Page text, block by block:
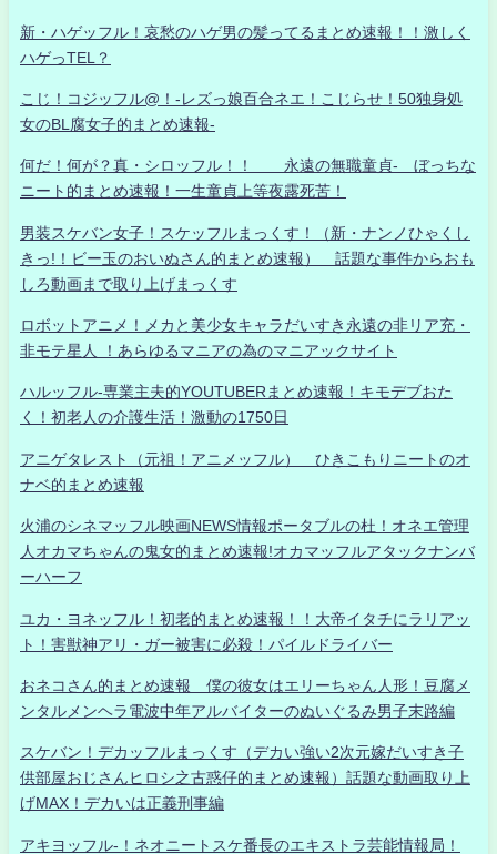
新・ハゲッフル！哀愁のハゲ男の髪ってるまとめ速報！！激しく
ハゲっTEL？
こじ！コジッフル@！-レズっ娘百合ネエ！こじらせ！50独身処
女のBL腐女子的まとめ速報-
何だ！何が？真・シロッフル！！ 永遠の無職童貞- ぼっちな
ニート的まとめ速報！一生童貞上等夜露死苦！
男装スケバン女子！スケッフルまっくす！（新・ナンノひゃくし
きっ!！ビー玉のおいぬさん的まとめ速報） 話題な事件からおも
しろ動画まで取り上げまっくす
ロボットアニメ！メカと美少女キャラだいすき永遠の非リア充・
非モテ星人 ！あらゆるマニアの為のマニアックサイト
ハルッフル-専業主夫的YOUTUBERまとめ速報！キモデブおた
く！初老人の介護生活！激動の1750日
アニゲタレスト（元祖！アニメッフル） ひきこもりニートのオ
ナベ的まとめ速報
火浦のシネマッフル映画NEWS情報ポータブルの杜！オネエ管理
人オカマちゃんの鬼女的まとめ速報!オカマッフルアタックナンバ
ーハーフ
ユカ・ヨネッフル！初老的まとめ速報！！大帝イタチにラリアッ
ト！害獣神アリ・ガー被害に必殺！パイルドライバー
おネコさん的まとめ速報 僕の彼女はエリーちゃん人形！豆腐メ
ンタルメンヘラ電波中年アルバイターのぬいぐるみ男子末路編
スケバン！デカッフルまっくす（デカい強い2次元嫁だいすき子
供部屋おじさんヒロシ之古惑仔的まとめ速報）話題な動画取り上
げMAX！デカいは正義刑事編
アキヨッフル-！ネオニートスケ番長のエキストラ芸能情報局！